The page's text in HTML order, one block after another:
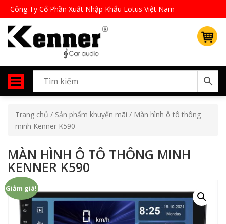
Công Ty Cổ Phần Xuất Nhập Khẩu Lotus Việt Nam
Trang chủ / Sản phẩm khuyến mãi / Màn hình ô tô thông
minh Kenner K590
MÀN HÌNH Ô TÔ THÔNG MINH
KENNER K590
Giảm giá!